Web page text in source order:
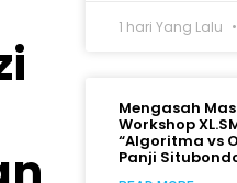
1 hari Yang Lalu
Mengasah
Workshop
“Algoritma vs
Panji